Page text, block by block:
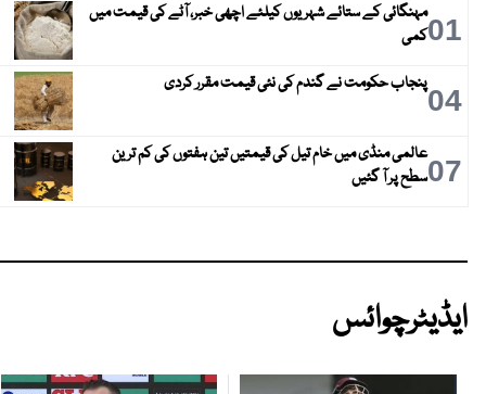
01مہنگائی کے ستائے شہریوں کیلئے اچھی خبر، آٹے کی قیمت میں
کمی
04پنجاب حکومت نے گندم کی نئی قیمت مقرر کردی
07عالمی منڈی میں خام تیل کی قیمتیں تین ہفتوں کی کم ترین
سطح پر آ گئیں
ایڈیٹرچوائس